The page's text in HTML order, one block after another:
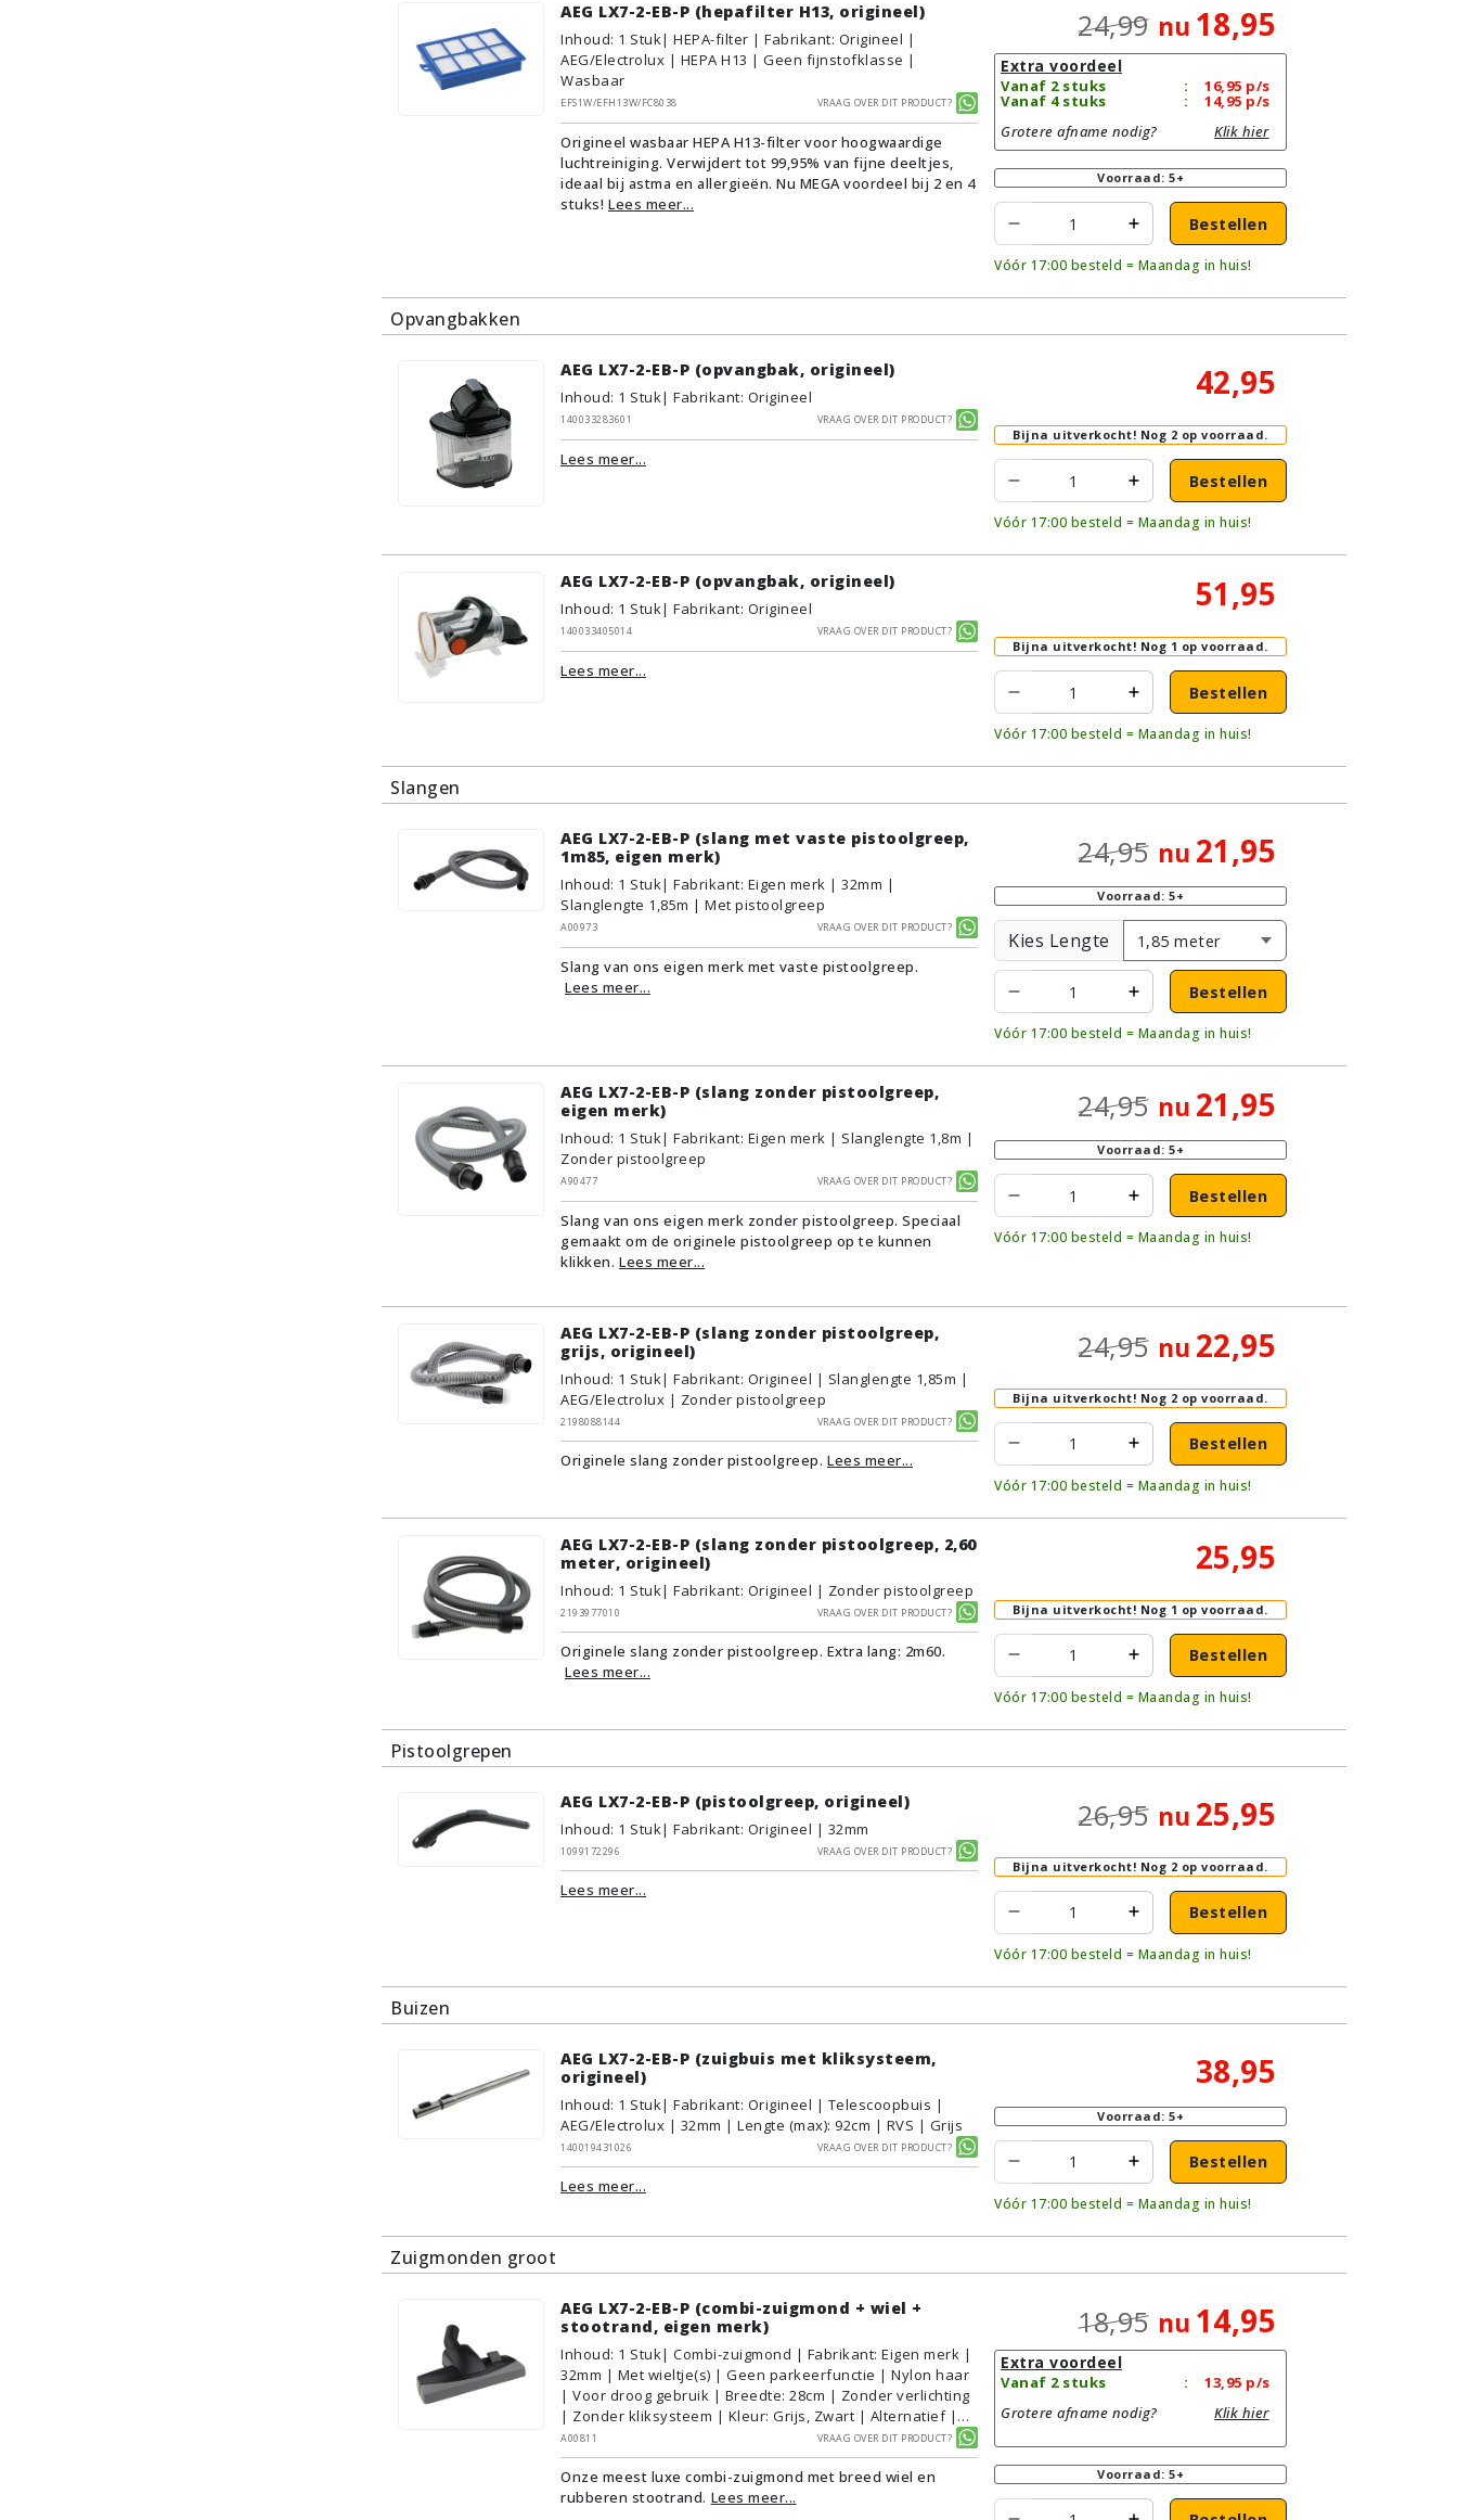
AEG LX7-2-EB-P (hepafilter H13, origineel)
Inhoud: 1 Stuk| HEPA-filter | Fabrikant: Origineel |
AEG/Electrolux | HEPA H13 | Geen fijnstofklasse |
Wasbaar
EFS1W/EFH13W/FC8038
Vraag over dit product?
Origineel wasbaar HEPA H13-filter voor hoogwaardige
luchtreiniging. Verwijdert tot 99,95% van fijne deeltjes,
ideaal bij astma en allergieën. Nu MEGA voordeel bij 2 en 4
stuks! Lees meer...
24,99 nu 18,95
Extra voordeel
Vanaf 2 stuks : 16,95 p/s
Vanaf 4 stuks : 14,95 p/s
Grotere afname nodig?
Klik hier
Voorraad: 5+
Bestellen
Vóór 17:00 besteld = Maandag in huis!
Opvangbakken
AEG LX7-2-EB-P (opvangbak, origineel)
Inhoud: 1 Stuk| Fabrikant: Origineel
140033283601
Vraag over dit product?
Lees meer...
42,95
Bijna uitverkocht! Nog 2 op voorraad.
Bestellen
Vóór 17:00 besteld = Maandag in huis!
AEG LX7-2-EB-P (opvangbak, origineel)
Inhoud: 1 Stuk| Fabrikant: Origineel
140033405014
Vraag over dit product?
Lees meer...
51,95
Bijna uitverkocht! Nog 1 op voorraad.
Bestellen
Vóór 17:00 besteld = Maandag in huis!
Slangen
AEG LX7-2-EB-P (slang met vaste pistoolgreep,
1m85, eigen merk)
Inhoud: 1 Stuk| Fabrikant: Eigen merk | 32mm |
Slanglengte 1,85m | Met pistoolgreep
A00973
Vraag over dit product?
Slang van ons eigen merk met vaste pistoolgreep.
Lees meer...
24,95 nu 21,95
Voorraad: 5+
Kies Lengte
Bestellen
Vóór 17:00 besteld = Maandag in huis!
AEG LX7-2-EB-P (slang zonder pistoolgreep,
eigen merk)
Inhoud: 1 Stuk| Fabrikant: Eigen merk | Slanglengte 1,8m |
Zonder pistoolgreep
A90477
Vraag over dit product?
Slang van ons eigen merk zonder pistoolgreep. Speciaal
gemaakt om de originele pistoolgreep op te kunnen
klikken. Lees meer...
24,95 nu 21,95
Voorraad: 5+
Bestellen
Vóór 17:00 besteld = Maandag in huis!
AEG LX7-2-EB-P (slang zonder pistoolgreep,
grijs, origineel)
Inhoud: 1 Stuk| Fabrikant: Origineel | Slanglengte 1,85m |
AEG/Electrolux | Zonder pistoolgreep
2198088144
Vraag over dit product?
Originele slang zonder pistoolgreep. Lees meer...
24,95 nu 22,95
Bijna uitverkocht! Nog 2 op voorraad.
Bestellen
Vóór 17:00 besteld = Maandag in huis!
AEG LX7-2-EB-P (slang zonder pistoolgreep, 2,60
meter, origineel)
Inhoud: 1 Stuk| Fabrikant: Origineel | Zonder pistoolgreep
2193977010
Vraag over dit product?
Originele slang zonder pistoolgreep. Extra lang: 2m60.
Lees meer...
25,95
Bijna uitverkocht! Nog 1 op voorraad.
Bestellen
Vóór 17:00 besteld = Maandag in huis!
Pistoolgrepen
AEG LX7-2-EB-P (pistoolgreep, origineel)
Inhoud: 1 Stuk| Fabrikant: Origineel | 32mm
1099172296
Vraag over dit product?
Lees meer...
26,95 nu 25,95
Bijna uitverkocht! Nog 2 op voorraad.
Bestellen
Vóór 17:00 besteld = Maandag in huis!
Buizen
AEG LX7-2-EB-P (zuigbuis met kliksysteem,
origineel)
Inhoud: 1 Stuk| Fabrikant: Origineel | Telescoopbuis |
AEG/Electrolux | 32mm | Lengte (max): 92cm | RVS | Grijs
140019431026
Vraag over dit product?
Lees meer...
38,95
Voorraad: 5+
Bestellen
Vóór 17:00 besteld = Maandag in huis!
Zuigmonden groot
AEG LX7-2-EB-P (combi-zuigmond + wiel +
stootrand, eigen merk)
Inhoud: 1 Stuk| Combi-zuigmond | Fabrikant: Eigen merk |
32mm | Met wieltje(s) | Geen parkeerfunctie | Nylon haar
| Voor droog gebruik | Breedte: 28cm | Zonder verlichting
| Zonder kliksysteem | Kleur: Grijs, Zwart | Alternatief |
Geschikt voor vloertype: Plavuizen/Tegels,
Parket/Laminaat, PVC/Vinyl, Tapijt/Vloerbedekking
A00811 Vraag over dit product?
Onze meest luxe combi-zuigmond met breed wiel en
rubberen stootrand. Lees meer...
18,95 nu 14,95
Extra voordeel
Vanaf 2 stuks : 13,95 p/s
Grotere afname nodig?
Klik hier
Voorraad: 5+